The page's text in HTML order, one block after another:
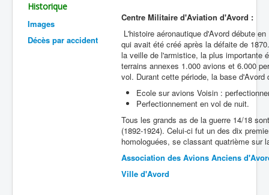
Organisation
Historique
Images
Décès par accident
Centre Militaire d'Aviation d'Avord :
L'histoire aéronautique d'Avord débute
qui avait été créé après la défaite de
la veille de l'armistice, la plus importante
terrains annexes 1.000 avions et 6.000
vol. Durant cette période, la base
Ecole sur avions Voisin :
Perfectionnement en vol de nuit.
Tous les grands as de la guerre 14/18
(1892-1924). Celui-ci fut un des dix
homologuées, se classant quatrième sur
Association des Avions Anciens
Ville d'Avord